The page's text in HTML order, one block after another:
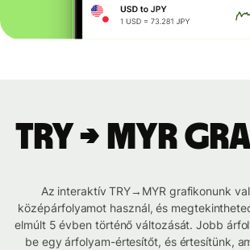
TRY → MYR
Az interaktív TRY→MYR grafikonunk
középárfolyamot használ, és
elmúlt 5 évben történő változását. Jobb
be egy árfolyam-értesítőt, és értesítünk,